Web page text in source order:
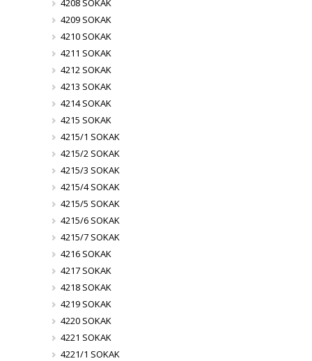
4208 SOKAK
4209 SOKAK
4210 SOKAK
4211 SOKAK
4212 SOKAK
4213 SOKAK
4214 SOKAK
4215 SOKAK
4215/1 SOKAK
4215/2 SOKAK
4215/3 SOKAK
4215/4 SOKAK
4215/5 SOKAK
4215/6 SOKAK
4215/7 SOKAK
4216 SOKAK
4217 SOKAK
4218 SOKAK
4219 SOKAK
4220 SOKAK
4221 SOKAK
4221/1 SOKAK